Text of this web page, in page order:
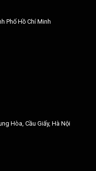
Phố Hồ Chí Minh
Hòa, Cầu Giấy, Hà Nội